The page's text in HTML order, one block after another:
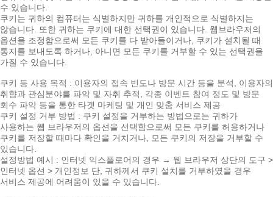
수 있습니다.
쿠키는 귀하의 컴퓨터는 식별하지만 귀하를 개인적으로 식별하지는
않습니다. 또한 귀하는 쿠키에 대한 선택권이 있습니다. 웹브라우저의
옵션을 조정함으로써 모든 쿠키를 다 받아들이거나, 쿠키가 설치될 때
통지를 보내도록 하거나, 아니면 모든 쿠키를 거부할 수 있는 선택권을
가질 수 있습니다.
쿠키 등 사용 목적 : 이용자의 접속 빈도나 방문 시간 등을 분석, 이용자의
취향과 관심분야를 파악 및 자취 추적, 각종 이벤트 참여 정도 및 방문
회수 파악 등을 통한 타겟 마케팅 및 개인 맞춤 서비스 제공
쿠키 설정 거부 방법 : 쿠키 설정을 거부하는 방법으로는 귀하가
사용하는 웹 브라우저의 옵션을 선택함으로써 모든 쿠키를 허용하거나
쿠키를 저장할 때마다 확인을 거치거나, 모든 쿠키의 저장을 거부할 수
있습니다.
설정방법 예시 : 인터넷 익스플로어의 경우 → 웹 브라우저 상단의 도구 >
인터넷 옵션 > 개인정보 단, 귀하께서 쿠키 설치를 거부하였을 경우
서비스 제공에 어려움이 있을 수 있습니다.